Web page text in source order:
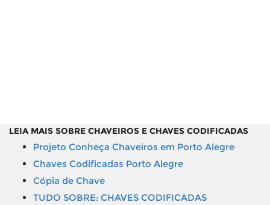
LEIA MAIS SOBRE CHAVEIROS E CHAVES CODIFICADAS
Projeto Conheça Chaveiros em Porto Alegre
Chaves Codificadas Porto Alegre
Cópia de Chave
TUDO SOBRE: CHAVES CODIFICADAS